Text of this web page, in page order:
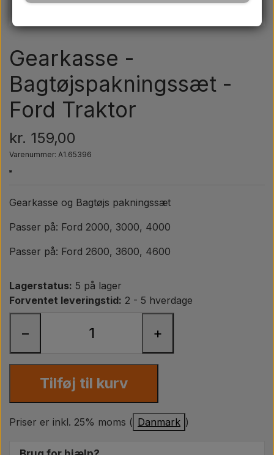
Olie
El-dele
Maling Agricolour
PTO Aksler GARDLOC
Værksted/ Værktøj
Tilbud
Gearkasse -
Bagtøjspakningssæt -
Ford Traktor
kr. 159,00
Varenummer: A1.65396
Gearkasse og Bagtøjs pakningssæt
Passer på: Ford 2000, 3000, 4000
Passer på: Ford 2600, 3600, 4600
Lagerstatus: 5 på lager
Forventet leveringstid: 2 - 5 hverdage
− +
Tilføj til kurv
Priser er inkl. 25% moms ( Danmark )